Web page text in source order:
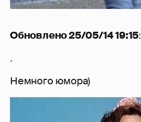
Обновлено 25/05/14 19:15:
.
Немного юмора)